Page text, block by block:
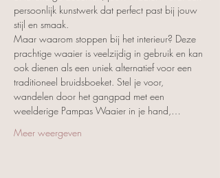
persoonlijk kunstwerk dat perfect past bij jouw
stijl en smaak.
Maar waarom stoppen bij het interieur? Deze
prachtige waaier is veelzijdig in gebruik en kan
ook dienen als een uniek alternatief voor een
traditioneel bruidsboeket. Stel je voor,
wandelen door het gangpad met een
weelderige Pampas Waaier in je hand,…
Meer weergeven